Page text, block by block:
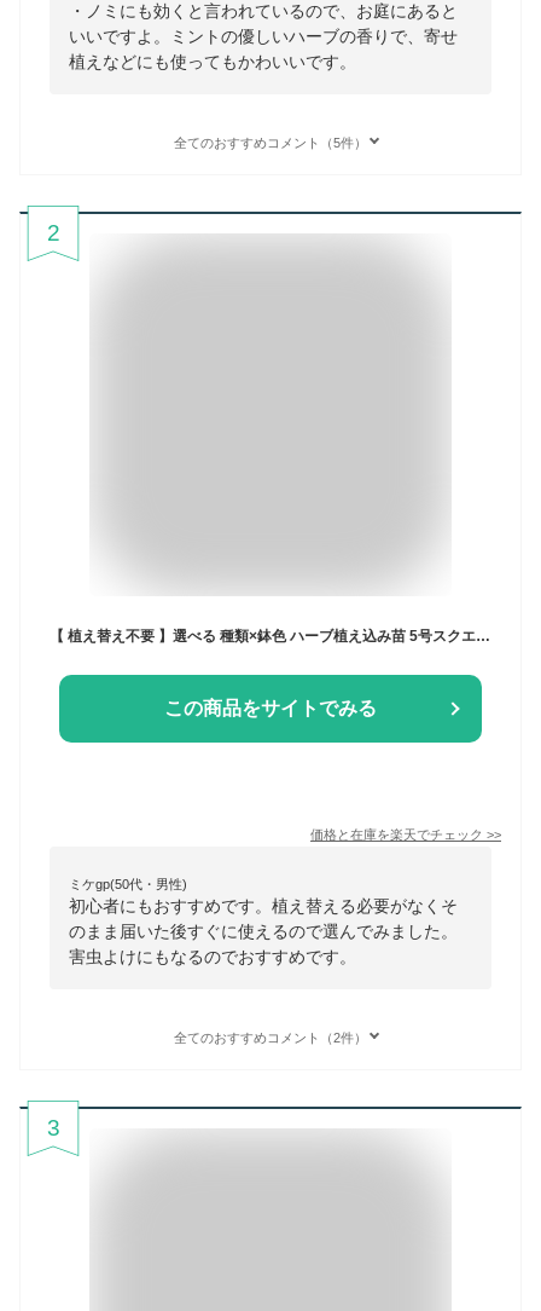
・ノミにも効くと言われているので、お庭にあると
いいですよ。ミントの優しいハーブの香りで、寄せ
植えなどにも使ってもかわいいです。
全てのおすすめコメント（5件）
2
【 植え替え不要 】選べる 種類×鉢色 ハーブ植え込み苗 5号スクエア鉢 鉢皿つき 肥料つき ペパーミント スペアミント パイナップルミント ローズマリー イタリアンパセリ オレガノクッキングハーブ キッチンハーブ
この商品をサイトでみる
価格と在庫を楽天でチェック >>
ミケgp(50代・男性)
初心者にもおすすめです。植え替える必要がなくそ
のまま届いた後すぐに使えるので選んでみました。
害虫よけにもなるのでおすすめです。
全てのおすすめコメント（2件）
3